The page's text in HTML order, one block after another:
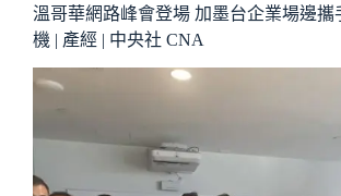
溫哥華網路峰會登場 加墨台企業場邊攜
機 | 產經 | 中央社 CNA